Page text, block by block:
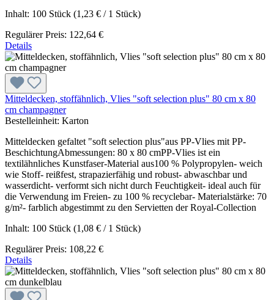
Inhalt: 100 Stück (1,23 € / 1 Stück)
Regulärer Preis: 122,64 €
Details
Mitteldecken, stoffähnlich, Vlies "soft selection plus" 80 cm x 80
cm champagner
Bestelleinheit: Karton
Mitteldecken gefaltet "soft selection plus"aus PP-Vlies mit PP-
BeschichtungAbmessungen: 80 x 80 cmPP-Vlies ist ein
textilähnliches Kunstfaser-Material aus100 % Polypropylen- weich
wie Stoff- reißfest, strapazierfähig und robust- abwaschbar und
wasserdicht- verformt sich nicht durch Feuchtigkeit- ideal auch für
die Verwendung im Freien- zu 100 % recyclebar- Materialstärke: 70
g/m²- farblich abgestimmt zu den Servietten der Royal-Collection
Inhalt: 100 Stück (1,08 € / 1 Stück)
Regulärer Preis: 108,22 €
Details